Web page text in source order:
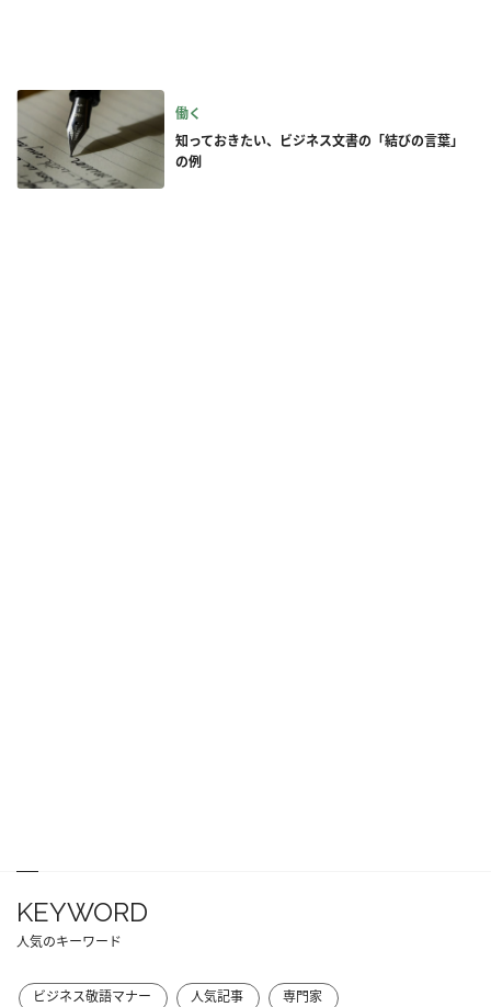
働く
知っておきたい、ビジネス文書の「結びの言葉」
の例
KEYWORD
人気のキーワード
ビジネス敬語マナー 人気記事
専門家